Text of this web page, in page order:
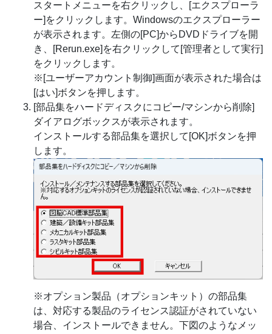
スタートメニューを右クリックし、[エクスプローラ
ー]をクリックします。Windowsのエクスプローラー
が表示されます。左側の[PC]からDVDドライブを開
き、[Rerun.exe]を右クリックして[管理者として実行]
をクリックします。
※[ユーザーアカウント制御]画面が表示された場合は
[はい]ボタンを押します。
[部品集をハードディスクにコピー/マシンから削除]
ダイアログボックスが表示されます。
インストールする部品集を選択して[OK]ボタンを押
します。
※オプション製品（オプションキット）の部品集
は、対応する製品のライセンス認証がされていない
場合、インストールできません。下図のようなメッ